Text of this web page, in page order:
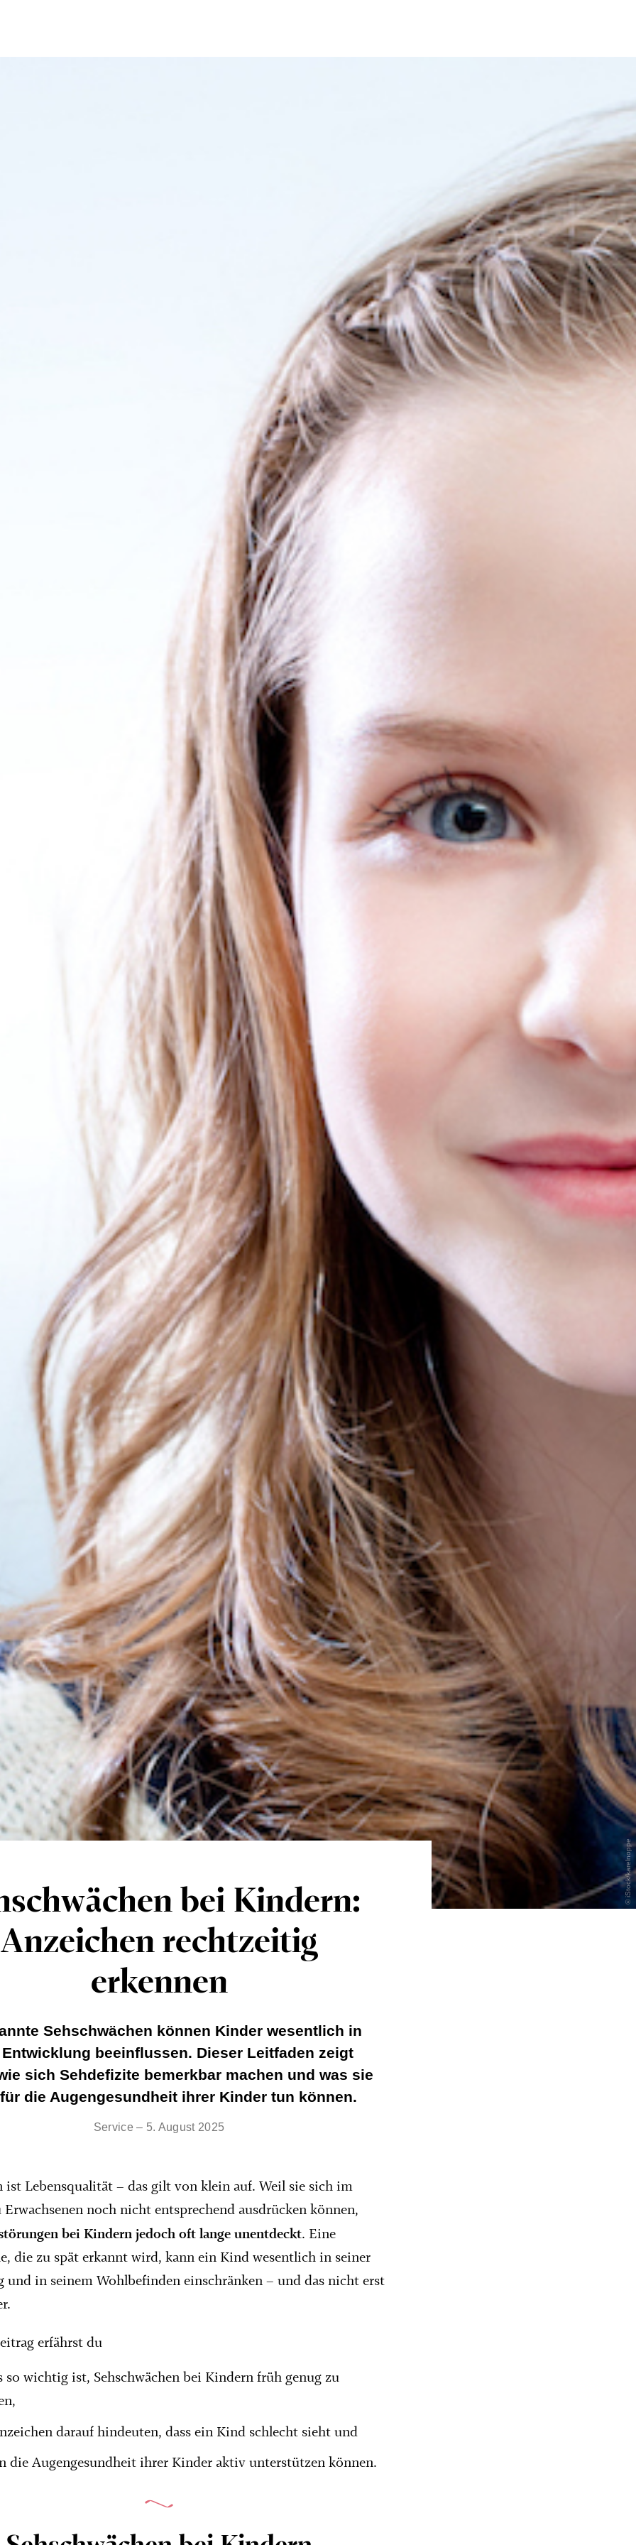
© iStock/karelnoppe
bei Kindern:
Anzeichen rechtzeitig
erkennen
Sehschwächen können Kinder wesentlich in
beeinflussen. Dieser Leitfaden zeigt
sich Sehdefizite bemerkbar machen und was sie
die Augengesundheit ihrer Kinder tun können.
Service – 5. August 2025
ist Lebensqualität – das gilt von klein auf. Weil sie sich im
Erwachsenen noch nicht entsprechend ausdrücken können,
bei Kindern jedoch oft lange unentdeckt. Eine
die zu spät erkannt wird, kann ein Kind wesentlich in seiner
und in seinem Wohlbefinden einschränken – und das nicht erst
erfährst du
so wichtig ist, Sehschwächen bei Kindern früh genug zu
darauf hindeuten, dass ein Kind schlecht sieht und
die Augengesundheit ihrer Kinder aktiv unterstützen können.